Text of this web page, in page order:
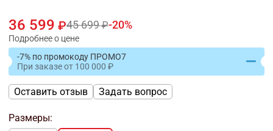
36 599 45 699 20
Подробнее о цене
-7% по промокоду ПРОМО7
При заказеот 100 000
Оставить отзыв Задать вопрос
Размеры: